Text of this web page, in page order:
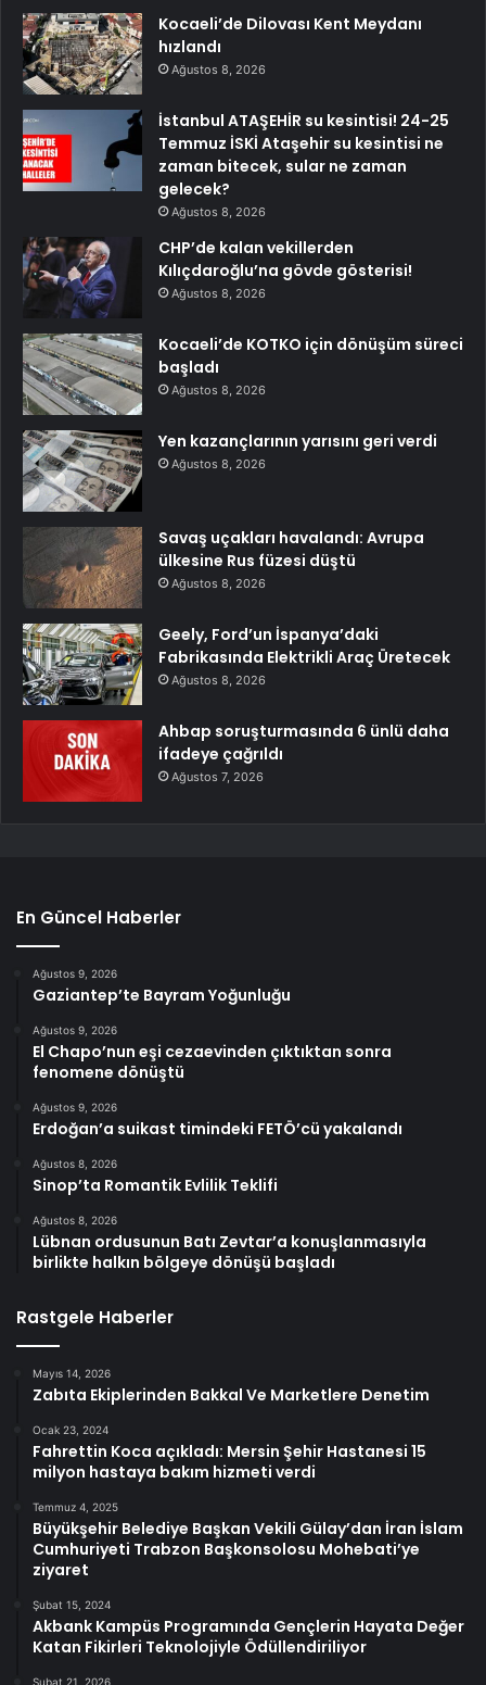
Kocaeli’de Dilovası Kent Meydanı
hızlandı
Ağustos 8, 2026
İstanbul ATAŞEHİR su kesintisi! 24-25
Temmuz İSKİ Ataşehir su kesintisi ne
zaman bitecek, sular ne zaman
gelecek?
Ağustos 8, 2026
CHP’de kalan vekillerden
Kılıçdaroğlu’na gövde gösterisi!
Ağustos 8, 2026
Kocaeli’de KOTKO için dönüşüm süreci
başladı
Ağustos 8, 2026
Yen kazançlarının yarısını geri verdi
Ağustos 8, 2026
Savaş uçakları havalandı: Avrupa
ülkesine Rus füzesi düştü
Ağustos 8, 2026
Geely, Ford’un İspanya’daki
Fabrikasında Elektrikli Araç Üretecek
Ağustos 8, 2026
Ahbap soruşturmasında 6 ünlü daha
ifadeye çağrıldı
Ağustos 7, 2026
En Güncel Haberler
Ağustos 9, 2026
Gaziantep’te Bayram Yoğunluğu
Ağustos 9, 2026
El Chapo’nun eşi cezaevinden çıktıktan sonra
fenomene dönüştü
Ağustos 9, 2026
Erdoğan’a suikast timindeki FETÖ’cü yakalandı
Ağustos 8, 2026
Sinop’ta Romantik Evlilik Teklifi
Ağustos 8, 2026
Lübnan ordusunun Batı Zevtar’a konuşlanmasıyla
birlikte halkın bölgeye dönüşü başladı
Rastgele Haberler
Mayıs 14, 2026
Zabıta Ekiplerinden Bakkal Ve Marketlere Denetim
Ocak 23, 2024
Fahrettin Koca açıkladı: Mersin Şehir Hastanesi 15
milyon hastaya bakım hizmeti verdi
Temmuz 4, 2025
Büyükşehir Belediye Başkan Vekili Gülay’dan İran İslam
Cumhuriyeti Trabzon Başkonsolosu Mohebati’ye
ziyaret
Şubat 15, 2024
Akbank Kampüs Programında Gençlerin Hayata Değer
Katan Fikirleri Teknolojiyle Ödüllendiriliyor
Şubat 21, 2026